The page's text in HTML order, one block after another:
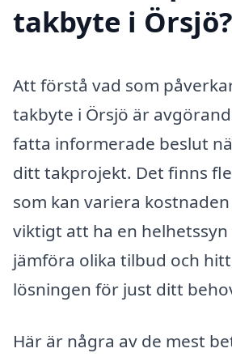
takbyte i Örsjö?
Att förstå vad som
takbyte i Örsjö är
fatta informerade beslut
ditt takprojekt. Det finns
som kan variera
viktigt att ha en
jämföra olika tilbud och
lösningen för just ditt
Här är några av de mest